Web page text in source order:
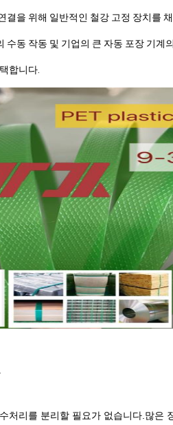
결을 위해 일반적인 철강 고정 장치를
수동 작동 및 기업의 큰 자동 포장 기계
합니다.
처리를 분리할 필요가 없습니다.많은